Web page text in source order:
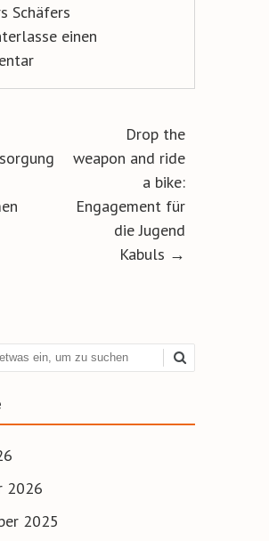
Schäfers
einen
Navigation
Drop the
weapon and ride
a bike:
Engagement für
die Jugend
Kabuls →
2026
2025